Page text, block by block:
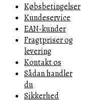
Købsbetingelser
Kundeservice
EAN-kunder
Fragtpriser og
levering
Kontakt os
Sådan handler
du
Sikkerhed